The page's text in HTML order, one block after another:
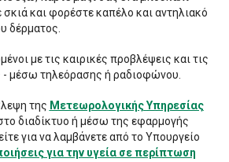
και φορέστε καπέλο και αντηλιακό
δέρματος.
με τις καιρικές προβλέψεις και τις
- μέσω τηλεόρασης ή ραδιοφώνου.
της Μετεωρολογικής Υπηρεσίας
διαδίκτυο ή μέσω της εφαρμογής
για να λαμβάνετε από το Υπουργείο
για την υγεία σε περίπτωση